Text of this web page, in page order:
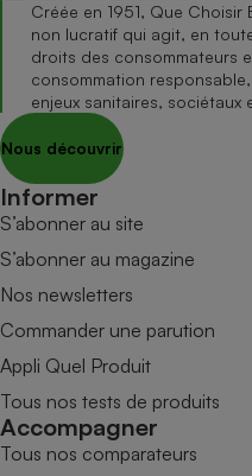
Créée en 1951, Que
non lucratif qui agit, en
droits des consommateurs
consommation
enjeux sanitaires, sociétaux
Nous découvrir
Informer
S’abonner au site
S’abonner au magazine
Nos newsletters
Commander une parution
Appli Quel Produit
Tous nos tests de produits
Accompagner
Tous nos comparateurs